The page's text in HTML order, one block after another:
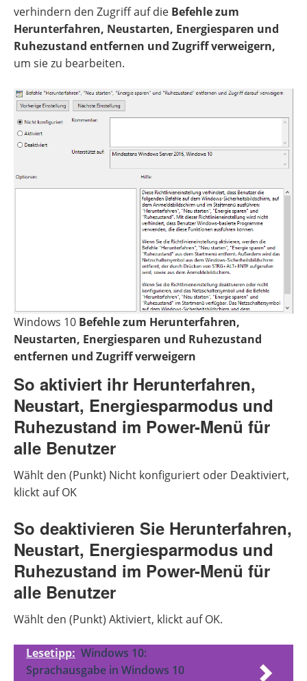
verhindern den Zugriff auf die Befehle zum
Herunterfahren, Neustarten, Energiesparen und
Ruhezustand entfernen und Zugriff verweigern,
um sie zu bearbeiten.
Windows 10 Befehle zum Herunterfahren,
Neustarten, Energiesparen und Ruhezustand
entfernen und Zugriff verweigern
So aktiviert ihr Herunterfahren,
Neustart, Energiesparmodus und
Ruhezustand im Power-Menü für
alle Benutzer
Wählt den (Punkt) Nicht konfiguriert oder Deaktiviert,
klickt auf OK
So deaktivieren Sie Herunterfahren,
Neustart, Energiesparmodus und
Ruhezustand im Power-Menü für
alle Benutzer
Wählt den (Punkt) Aktiviert, klickt auf OK.
Lesetipp: Windows 10:
Sprachausgabe in Windows 10